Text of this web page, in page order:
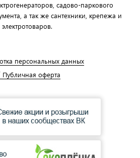
садово-паркового
а так же сантехники, крепежа и
электротоваров.
персональных данных
оферта